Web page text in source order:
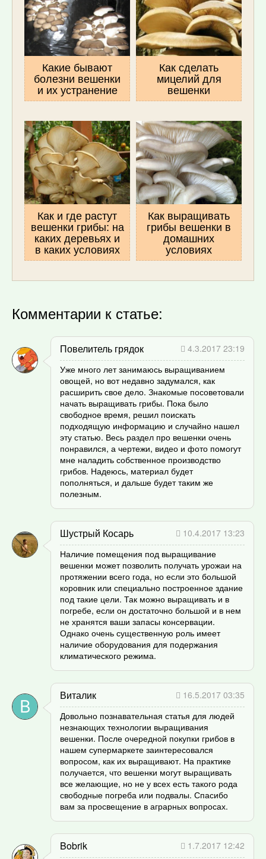
Какие бывают
болезни вешенки
и их устранение
Как сделать
мицелий для
вешенки
Как и где растут
вешенки грибы: на
каких деревьях и
в каких условиях
Как выращивать
грибы вешенки в
домашних
условиях
Комментарии к статье:
Повелитель грядок
4.3.2017 23:19
Уже много лет занимаюсь выращиванием
овощей, но вот недавно задумался, как
расширить свое дело. Знакомые посоветовали
начать выращивать грибы. Пока было
свободное время, решил поискать
подходящую информацию и случайно нашел
эту статью. Весь раздел про вешенки очень
понравился, а чертежи, видео и фото помогут
мне наладить собственное производство
грибов. Надеюсь, материал будет
пополняться, и дальше будет таким же
полезным.
Шустрый Косарь
10.4.2017 13:23
Наличие помещения под выращивание
вешенки может позволить получать урожаи на
протяжении всего года, но если это большой
коровник или специально построенное здание
под такие цели. Так можно выращивать и в
погребе, если он достаточно большой и в нем
не хранятся ваши запасы консервации.
Однако очень существенную роль имеет
наличие оборудования для подержания
климатического режима.
Виталик
16.5.2017 03:35
Довольно познавательная статья для людей
незнающих технологии выращивания
вешенки. После очередной покупки грибов в
нашем супермаркете заинтересовался
вопросом, как их выращивают. На практике
получается, что вешенки могут выращивать
все желающие, но не у всех есть такого рода
свободные погреба или подвалы. Спасибо
вам за просвещение в аграрных вопросах.
Bobrik
1.7.2017 12:42